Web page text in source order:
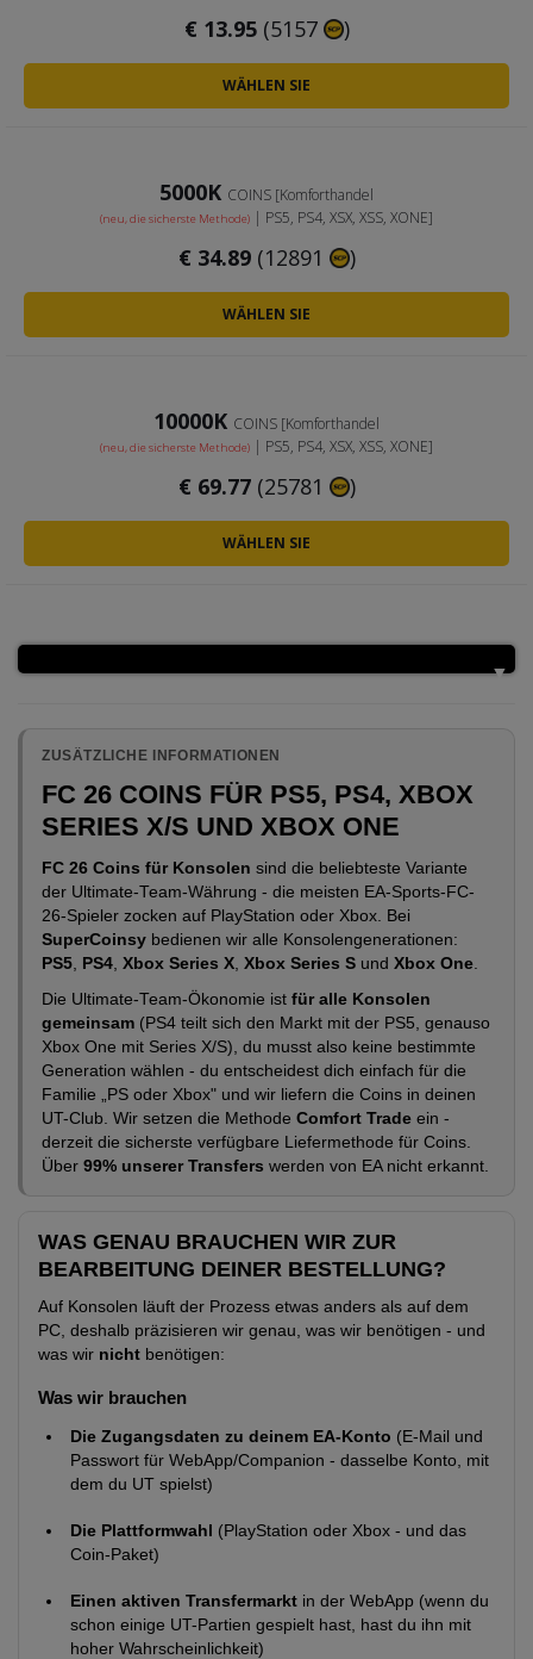
€ 13.95 (5157 )
WÄHLEN SIE
5000K COINS [Komforthandel
(neu, die sicherste Methode) | PS5, PS4, XSX, XSS, XONE]
€ 34.89 (12891 )
WÄHLEN SIE
10000K COINS [Komforthandel
(neu, die sicherste Methode) | PS5, PS4, XSX, XSS, XONE]
€ 69.77 (25781 )
WÄHLEN SIE
ZUSÄTZLICHE INFORMATIONEN
FC 26 COINS FÜR PS5, PS4, XBOX
SERIES X/S UND XBOX ONE
FC 26 Coins für Konsolen sind die beliebteste Variante
der Ultimate-Team-Währung - die meisten EA-Sports-FC-
26-Spieler zocken auf PlayStation oder Xbox. Bei
SuperCoinsy bedienen wir alle Konsolengenerationen:
PS5
PS4 Xbox Series X Xbox Series S und Xbox One
Die Ultimate-Team-Ökonomie ist für alle Konsolen
gemeinsam (PS4 teilt sich den Markt mit der PS5, genauso
Xbox One mit Series X/S), du musst also keine bestimmte
Generation wählen - du entscheidest dich einfach für die
Familie „PS oder Xbox" und wir liefern die Coins in deinen
UT-Club. Wir setzen die Methode Comfort Trade ein -
derzeit die sicherste verfügbare Liefermethode für Coins.
Über 99% unserer Transfers werden von EA nicht erkannt.
WAS GENAU BRAUCHEN WIR ZUR
BEARBEITUNG DEINER BESTELLUNG?
Auf Konsolen läuft der Prozess etwas anders als auf dem
PC, deshalb präzisieren wir genau, was wir benötigen - und
was wir nicht benötigen:
Was wir brauchen
Die Zugangsdaten zu deinem EA-Konto (E-Mail und
Passwort für WebApp/Companion - dasselbe Konto, mit
dem du UT spielst)
Die Plattformwahl
(PlayStation oder Xbox - und das
Coin-Paket)
Einen aktiven Transfermarkt in der WebApp (wenn du
schon einige UT-Partien gespielt hast, hast du ihn mit
hoher Wahrscheinlichkeit)